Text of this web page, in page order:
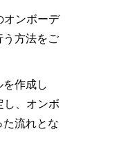
オンボーデ
う方法をご
作成し
し、オンボ
流れとな